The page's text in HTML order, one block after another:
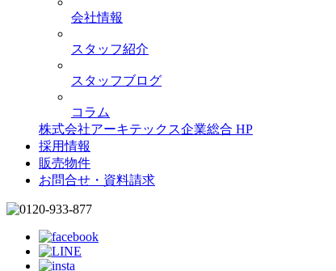
会社情報
スタッフ紹介
スタッフブログ
コラム
株式会社アーキテックス企業総合 HP
採用情報
販売物件
お問合せ・資料請求